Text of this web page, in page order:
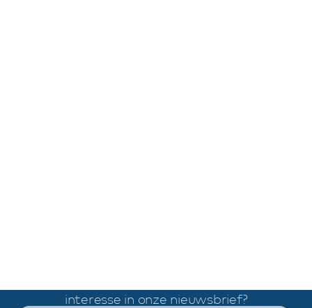
interesse in onze nieuwsbrief?